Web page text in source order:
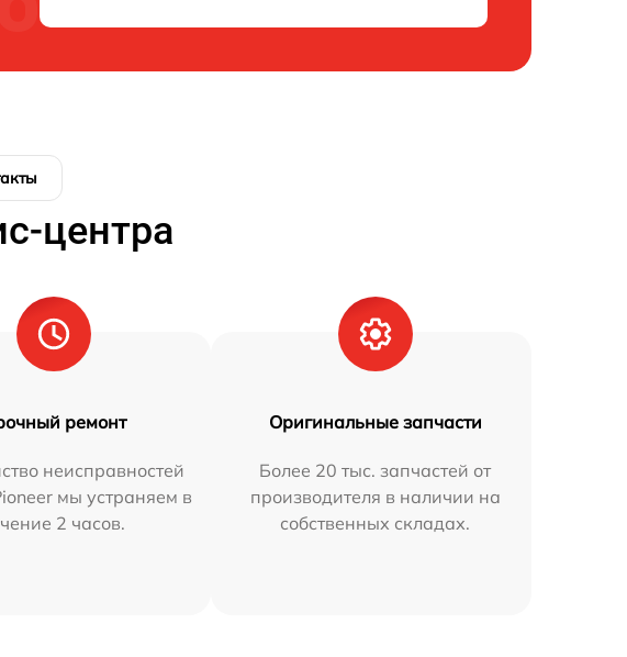
центра
ремонт
неисправностей
мы устраняем в
2 часов.
Оригинальные запчасти
Более 20 тыс. запчастей от
производителя в наличии на
собственных складах.